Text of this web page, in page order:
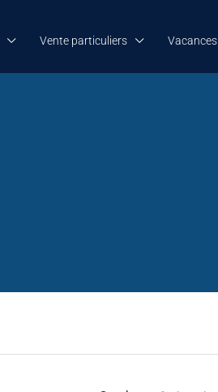
Vente particuliers Vacances